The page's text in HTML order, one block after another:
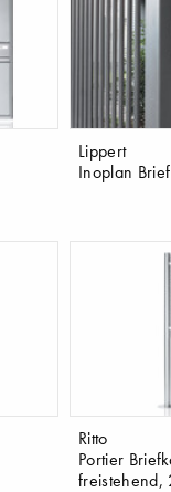
Lippert
Inoplan
Ritto
Portier
freistehend,